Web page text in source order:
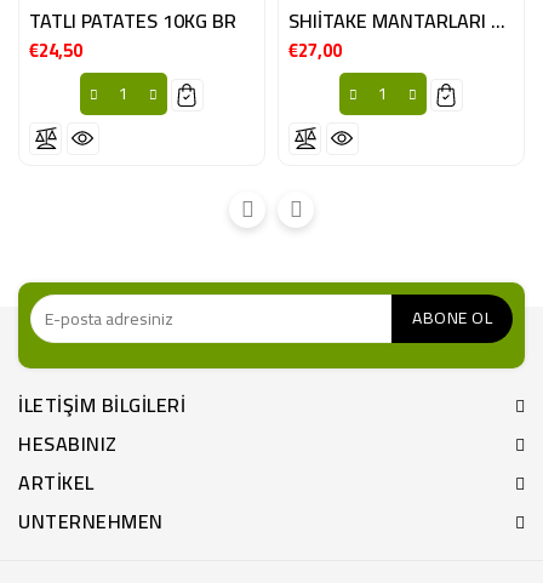
TATLI PATATES 10KG BR
€24,50Fiyat
SHIİTAKE MANTARLARI 1.5 KG
€27,00Fiyat
ILETIŞIM BILGILERI
HESABINIZ
ARTIKEL
UNTERNEHMEN